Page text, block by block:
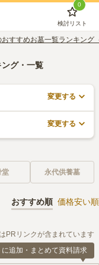
0
検討リスト
おすすめお墓一覧ランキング
グ・一覧
変更する
変更する
堂 永代供養墓
おすすめ順 価格安い順
PRリンクが含まれています
追加・まとめて資料請求